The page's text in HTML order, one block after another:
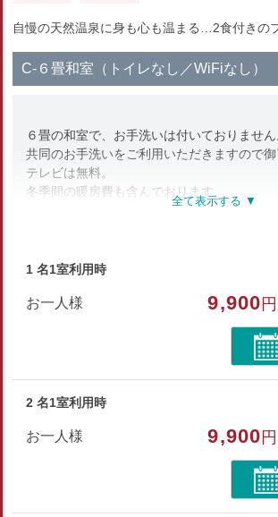
自慢の天然温泉に身も心も温まる…2食付きの
C-６畳和室（トイレなし／WiFiなし）
６畳の和室で、お手洗いは付いておりません
共同のお手洗いをご利用いただきますので御
テレビは無料。
冬季間の暖房費も含んでおります。
大人１室２名さまでご利用の場合、
３名さま以上でこのお部屋を御希望の場合は
1 名1室利用時
お一人様 9,900
2 名1室利用時
お一人様 9,900